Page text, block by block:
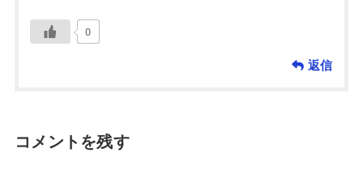
0
返信
コメントを残す